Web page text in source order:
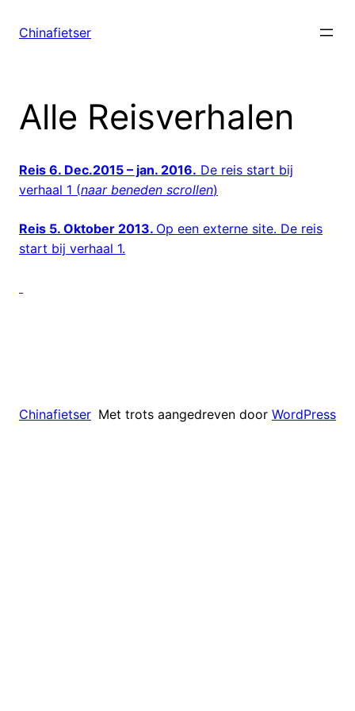
naarChinafietser
Alle Reisverhalen
Reis 6. Dec.2015 – jan. 2016. De reis start bij
verhaal 1 (naar beneden scrollen)
Reis 5. Oktober 2013. Op een externe site. De reis
start bij verhaal 1.
Chinafietser Met trots aangedreven door WordPress